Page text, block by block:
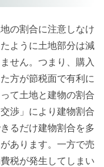
の割合に注意しなけ
ように土地部分は減
せん。つまり、購入
方が節税面で有利に
て土地と建物の割合
渉」により建物割合
るだけ建物割合を多
あります。一方で売
税が発生してしまい